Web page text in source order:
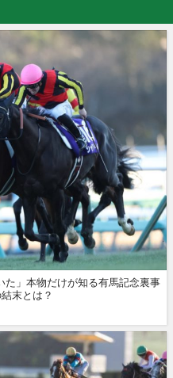
た」本物だけが知る有馬記念裏事
末とは？